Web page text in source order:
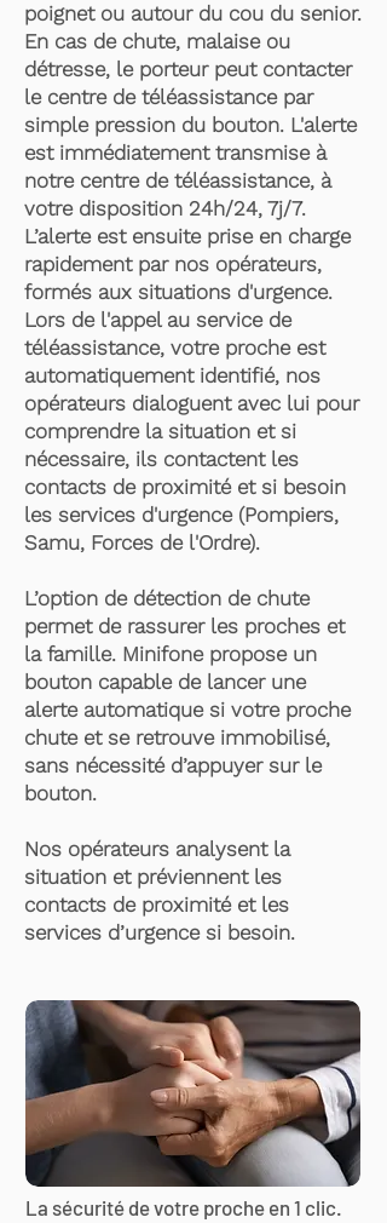
poignet ou autour du cou du senior.
En cas de chute, malaise ou
détresse, le porteur peut contacter
le centre de téléassistance par
simple pression du bouton. L'alerte
est immédiatement transmise à
notre centre de téléassistance, à
votre disposition 24h/24, 7j/7.
L’alerte est ensuite prise en charge
rapidement par nos opérateurs,
formés aux situations d'urgence.
Lors de l'appel au service de
téléassistance, votre proche est
automatiquement identifié, nos
opérateurs dialoguent avec lui pour
comprendre la situation et si
nécessaire, ils contactent les
contacts de proximité et si besoin
les services d'urgence (Pompiers,
Samu, Forces de l'Ordre).
L’option de détection de chute
permet de rassurer les proches et
la famille. Minifone propose un
bouton capable de lancer une
alerte automatique si votre proche
chute et se retrouve immobilisé,
sans nécessité d’appuyer sur le
bouton.
Nos opérateurs analysent la
situation et préviennent les
contacts de proximité et les
services d’urgence si besoin.
La sécurité de votre proche en 1 clic.